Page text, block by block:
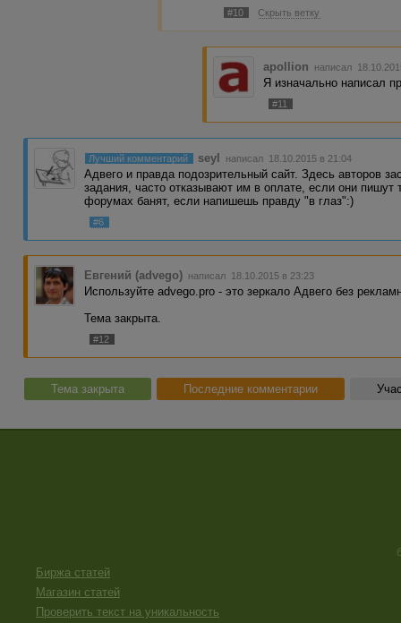
#10 Скрыть ветку
apollion написал
Я изначально написал
#11
Лучший комментарий seyl написал 18.10.2015 в 21:04
Адвего и правда подозрительный сайт. Здесь авторов
задания, часто отказывают им в оплате, если они
форумах банят, если напишешь правду "в глаз":)
#6
Евгений (advego) написал 18.10.2015 в 23:23
Используйте advego.pro - это зеркало Адвего без
Тема закрыта.
#12
Тема закрыта Последние комментарии
Биржа статей
Магазин статей
Проверить текст на уникальность